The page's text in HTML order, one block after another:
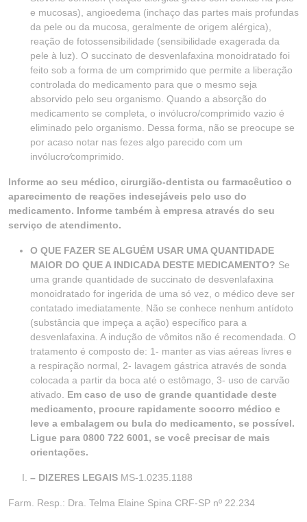
e mucosas), angioedema (inchaço das partes mais profundas
da pele ou da mucosa, geralmente de origem alérgica),
reação de fotossensibilidade (sensibilidade exagerada da
pele à luz). O succinato de desvenlafaxina monoidratado foi
feito sob a forma de um comprimido que permite a liberação
controlada do medicamento para que o mesmo seja
absorvido pelo seu organismo. Quando a absorção do
medicamento se completa, o invólucro/comprimido vazio é
eliminado pelo organismo. Dessa forma, não se preocupe se
por acaso notar nas fezes algo parecido com um
invólucro⁄comprimido.
Informe ao seu médico, cirurgião-dentista ou farmacêutico o
aparecimento de reações indesejáveis pelo uso do
medicamento. Informe também à empresa através do seu
serviço de atendimento.
O QUE FAZER SE ALGUÉM USAR UMA QUANTIDADE
MAIOR DO QUE A INDICADA DESTE MEDICAMENTO? Se
uma grande quantidade de succinato de desvenlafaxina
monoidratado for ingerida de uma só vez, o médico deve ser
contatado imediatamente. Não se conhece nenhum antídoto
(substância que impeça a ação) específico para a
desvenlafaxina. A indução de vômitos não é recomendada. O
tratamento é composto de: 1- manter as vias aéreas livres e
a respiração normal, 2- lavagem gástrica através de sonda
colocada a partir da boca até o estômago, 3- uso de carvão
ativado. Em caso de uso de grande quantidade deste
medicamento, procure rapidamente socorro médico e
leve a embalagem ou bula do medicamento, se possível.
Ligue para 0800 722 6001, se você precisar de mais
orientações.
– DIZERES LEGAIS MS-1.0235.1188
Farm. Resp.: Dra. Telma Elaine Spina CRF-SP nº 22.234